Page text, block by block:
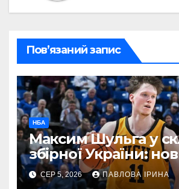
Пов’язаний запис
НБА
Максим Шульга у
збірної України:
гравець Реалу
готуватиметься до
СЕР 5, 2026 ПАВЛОВА ІРИНА